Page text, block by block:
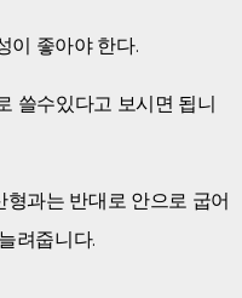
이 좋아야 한다.
쓸수있다고 보시면 됩니
과는 반대로 안으로 굽어
려줍니다.